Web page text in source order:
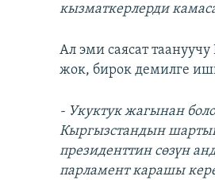
кызматкерлерди
Ал эми саясат
жок, бирок демилге
- Укуктук жагынан
Кыргызстандын
президенттин сөзүн
парламент карашы